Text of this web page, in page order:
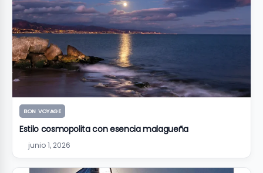
BON VOYAGE
Estilo cosmopolita con esencia malagueña
junio 1, 2026